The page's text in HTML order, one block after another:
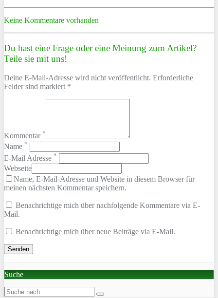
Keine Kommentare vorhanden
Du hast eine Frage oder eine Meinung zum Artikel?
Teile sie mit uns!
Deine E-Mail-Adresse wird nicht veröffentlicht. Erforderliche
Felder sind markiert *
Kommentar *
Name *
E-Mail Adresse *
Webseite
Name, E-Mail-Adresse und Website in diesem Browser für
meinen nächsten Kommentar speichern.
Benachrichtige mich über nachfolgende Kommentare via E-
Mail.
Benachrichtige mich über neue Beiträge via E-Mail.
Suche